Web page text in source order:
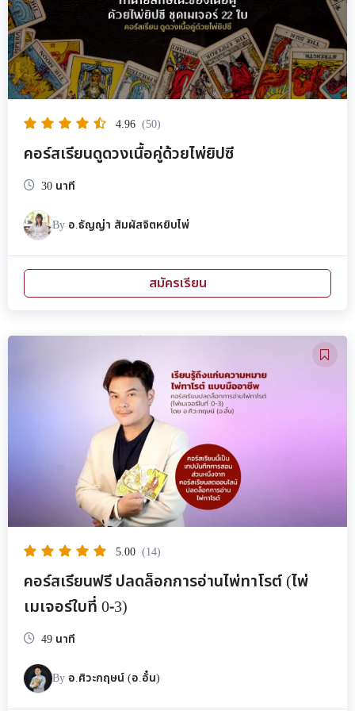
4.96 (50)
คอร์สเรียนดูดวงเนื้อคู่ด้วยไพ่ยิปซี
30 นาที
By อ.ธัญญ่า สัมผัสจิตหยิบไพ่
สมัครเรียน
5.00 (14)
คอร์สเรียนฟรี ปลดล็อกการอ่านไพ่ทาโรต์ (ไพ่
เมเจอร์ใบที่ 0-3)
49 นาที
By อ.ศิวะกฤษน์ (อ.อั๋น)